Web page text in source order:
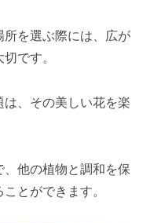
所を選ぶ際には、広が
です。
、その美しい花を楽
他の植物と調和を保
とができます。